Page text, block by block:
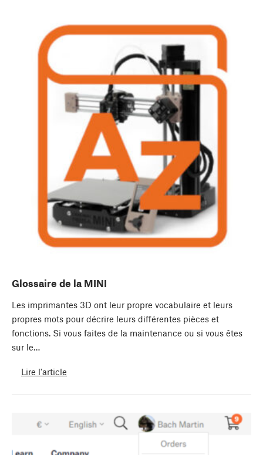
Glossaire de la MINI
Les imprimantes 3D ont leur propre vocabulaire et leurs
propres mots pour décrire leurs différentes pièces et
fonctions. Si vous faites de la maintenance ou si vous êtes
sur le…
Lire l'article